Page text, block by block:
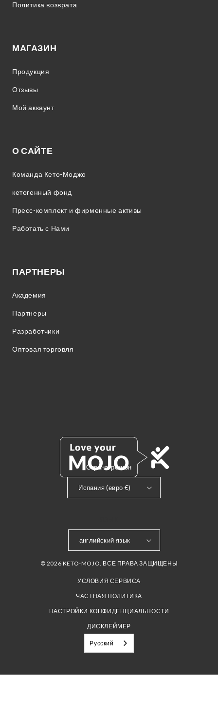
Политика возврата
МАГАЗИН
Продукция
Отзывы
Мой аккаунт
О САЙТЕ
Команда Кето-Моджо
кетогенный фонд
Пресс-комплект и фирменные активы
Работать с Нами
ПАРТНЕРЫ
Академия
Партнеры
Разработчики
Оптовая торговля
Страна/регион
Испания (евро €)
английский язык
© 2026 KETO-MOJO. ВСЕ ПРАВА ЗАЩИЩЕНЫ
УСЛОВИЯ СЕРВИСА
ЧАСТНАЯ ПОЛИТИКА
НАСТРОЙКИ КОНФИДЕНЦИАЛЬНОСТИ
ДИСКЛЕЙМЕР
Русский